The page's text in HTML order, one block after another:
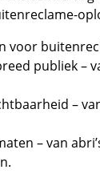
voor
publiek –
–
– van